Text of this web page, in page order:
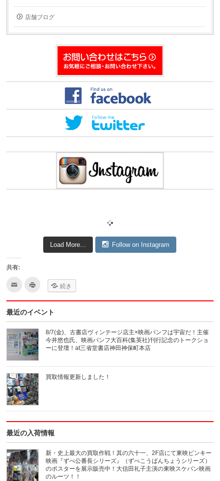
い
ィ
ド
ウ
開
ま
店舗ブログ
Load More... Follow on Instagram
共有:
ク
し
て
達
へ
メ
ー
ル
で
送
信
(新
し
い
ウ
ィ
ン
ド
ウ
開
き
ま
す)
ク
て
刷
(新
し
い
ウ
ィ
ン
ド
ウ
で
開
き
ま
す)
続き
最近のイベント
8/7(金)、古書店ヴィンテージ店主×映画パンフは宇宙だ！主催
今井悠也氏、映画パンフ大百科(集英社)刊行記念のトークショ
ーに登壇！at三省堂書店神田神保町本店
買取情報更新しました！
最近の入荷情報
新・史上最大の買取作戦！其の六十一、2F店にて東映ピンキー
映画『ずべ公番長シリーズ』（ずべこうばんちょうシリーズ）
のポスターを展示販売中！大信田礼子主演の東映スケバン映画
のルーツ！！